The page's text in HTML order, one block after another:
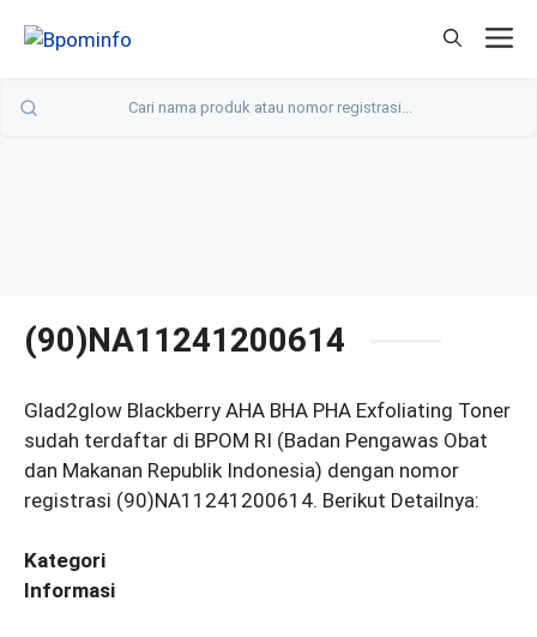
(90)NA11241200614
Glad2glow Blackberry AHA BHA PHA Exfoliating Toner
sudah terdaftar di BPOM RI (Badan Pengawas Obat
dan Makanan Republik Indonesia) dengan nomor
registrasi (90)NA11241200614. Berikut Detailnya:
Kategori
Informasi